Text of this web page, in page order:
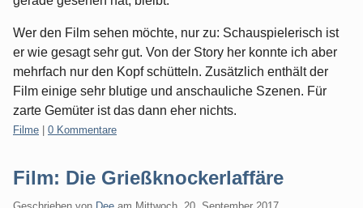
Wer den Film sehen möchte, nur zu: Schauspielerisch ist
er wie gesagt sehr gut. Von der Story her konnte ich aber
mehrfach nur den Kopf schütteln. Zusätzlich enthält der
Film einige sehr blutige und anschauliche Szenen. Für
zarte Gemüter ist das dann eher nichts.
Kategorien:
Filme 0 Kommentare
Film: Die Grießknockerlaffäre